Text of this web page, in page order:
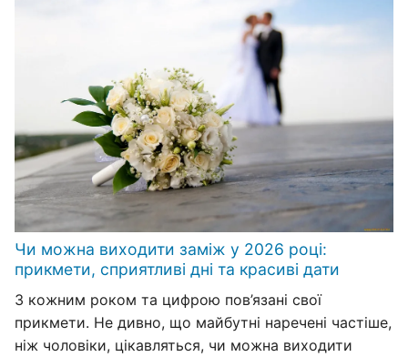
Чи можна виходити заміж у 2026 році:
прикмети, сприятливі дні та красиві дати
З кожним роком та цифрою пов’язані свої
прикмети. Не дивно, що майбутні наречені частіше,
ніж чоловіки, цікавляться, чи можна виходити